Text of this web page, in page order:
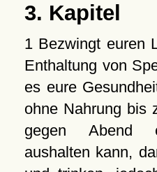
3. Kapitel
1 Bezwingt euren
Enthaltung von
es eure
ohne Nahrung bis
gegen Abend
aushalten kann,